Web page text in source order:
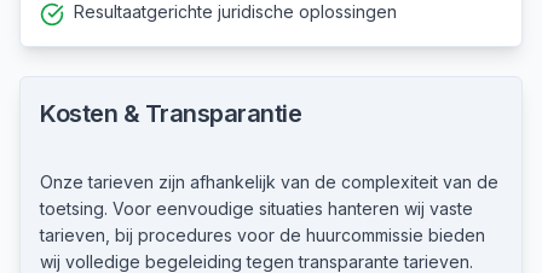
Resultaatgerichte juridische oplossingen
Kosten & Transparantie
Onze tarieven zijn afhankelijk van de complexiteit van de
toetsing. Voor eenvoudige situaties hanteren wij vaste
tarieven, bij procedures voor de huurcommissie bieden
wij volledige begeleiding tegen transparante tarieven.